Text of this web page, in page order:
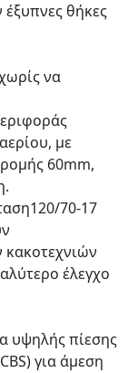
θήκες
να
με
60mm,
70-17
έλεγχο
υψηλής πίεσης
για άμεση